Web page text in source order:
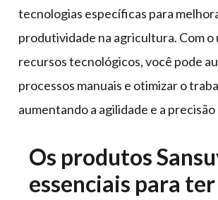
tecnologias específicas para
produtividade na agricultura. Com o
recursos tecnológicos, você pode
processos manuais e otimizar o
aumentando a agilidade e a
Os produtos
essenciais para ter